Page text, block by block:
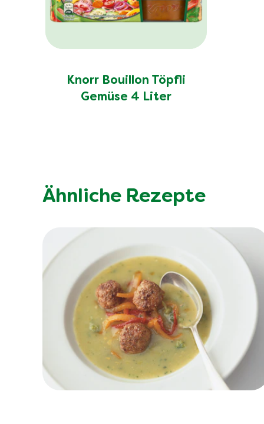
Knorr Bouillon Töpfli
Gemüse 4 Liter
Ähnliche Rezepte